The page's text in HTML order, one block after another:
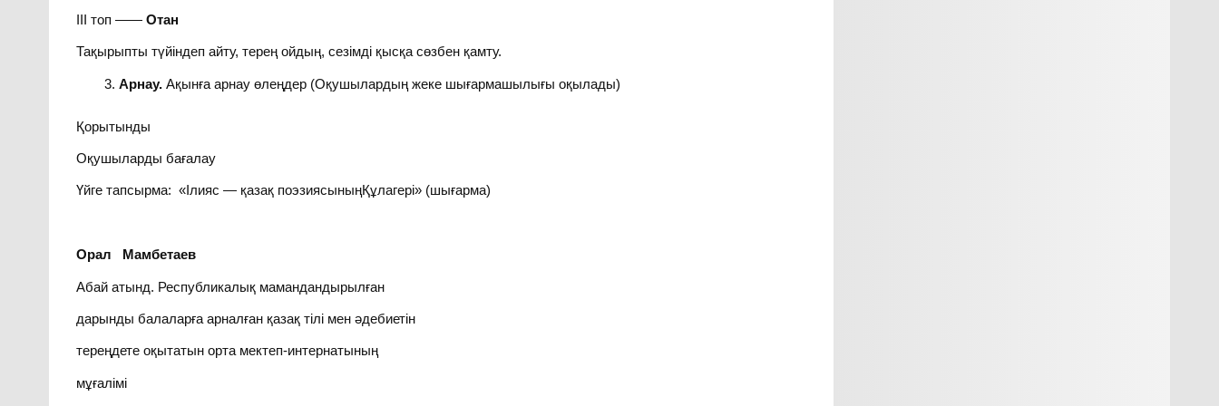
ІІІ топ ——Отан
Тақырыпты түйіндеп айту, терең ойдың, сезімді қысқа сөзбен қамту.
Арнау. Ақынға арнау өлеңдер (Оқушылардың жеке шығармашылығы оқылады)
Қорытынды
Оқушыларды бағалау
Үйге тапсырма: «Ілияс — қазақ поэзиясыныңҚұлагері» (шығарма)
Орал Мамбетаев
Абай атынд. Республикалық мамандандырылған
дарынды балаларға арналған қазақ тілі мен әдебиетін
тереңдете оқытатын орта мектеп-интернатының
мұғалімі